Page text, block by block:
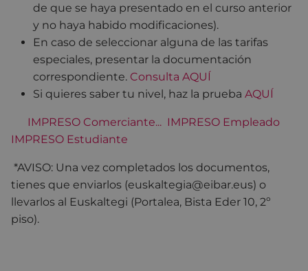
de que se haya presentado en el curso anterior
y no haya habido modificaciones).
En caso de seleccionar alguna de las tarifas
especiales, presentar la documentación
correspondiente. Consulta AQU Í
Si quieres saber tu nivel, haz la prueba AQUÍ
IMPRESO Comerciante... IMPRESO Empleado
IMPRESO Estudiante
*AVISO: Una vez completados los documentos,
tienes que enviarlos (euskaltegia@eibar.eus) o
llevarlos al Euskaltegi (Portalea, Bista Eder 10, 2º
piso).